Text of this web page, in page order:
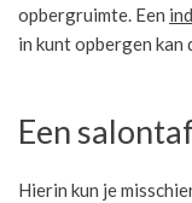
opbergruimte. Een
in kunt opbergen kan
Een
Hierin kun je